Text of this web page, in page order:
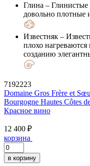
Глина – Глинистые
довольно плотные
Известняк –
плохо
созданию
7192223
Domaine Gros Frère et
Bourgogne Hautes Côtes
Красное вино
12 400 ₽
корзина
в корзину